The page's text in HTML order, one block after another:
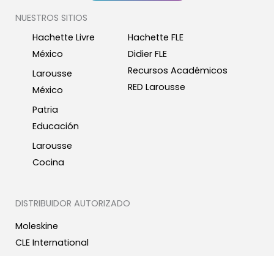
NUESTROS SITIOS
Hachette Livre
México
Larousse
México
Patria
Educación
Larousse
Cocina
Hachette FLE
Didier FLE
Recursos Académicos
RED Larousse
DISTRIBUIDOR AUTORIZADO
Moleskine
CLE International